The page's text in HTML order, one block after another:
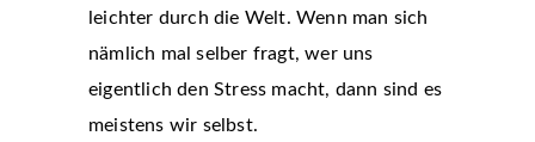
leichter durch die Welt. Wenn man sich
nämlich mal selber fragt, wer uns
eigentlich den Stress macht, dann sind es
meistens wir selbst.